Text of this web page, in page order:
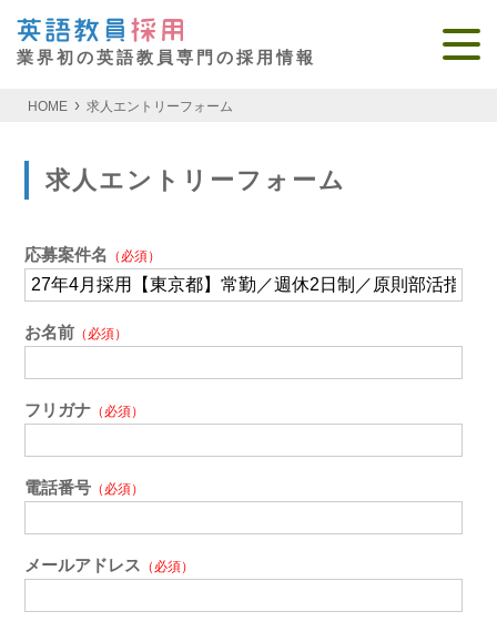
業界初の英語教員専門の採用情報
HOME 求人エントリーフォーム
求人エントリーフォーム
応募案件名 （必須）
お名前 （必須）
フリガナ （必須）
電話番号 （必須）
メールアドレス （必須）